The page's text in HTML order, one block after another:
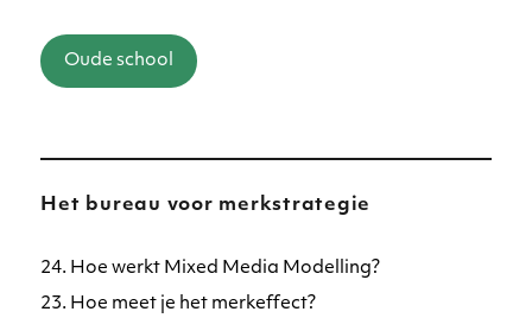
Oude school
Het bureau voor merkstrategie
24. Hoe werkt Mixed Media Modelling?
23. Hoe meet je het merkeffect?